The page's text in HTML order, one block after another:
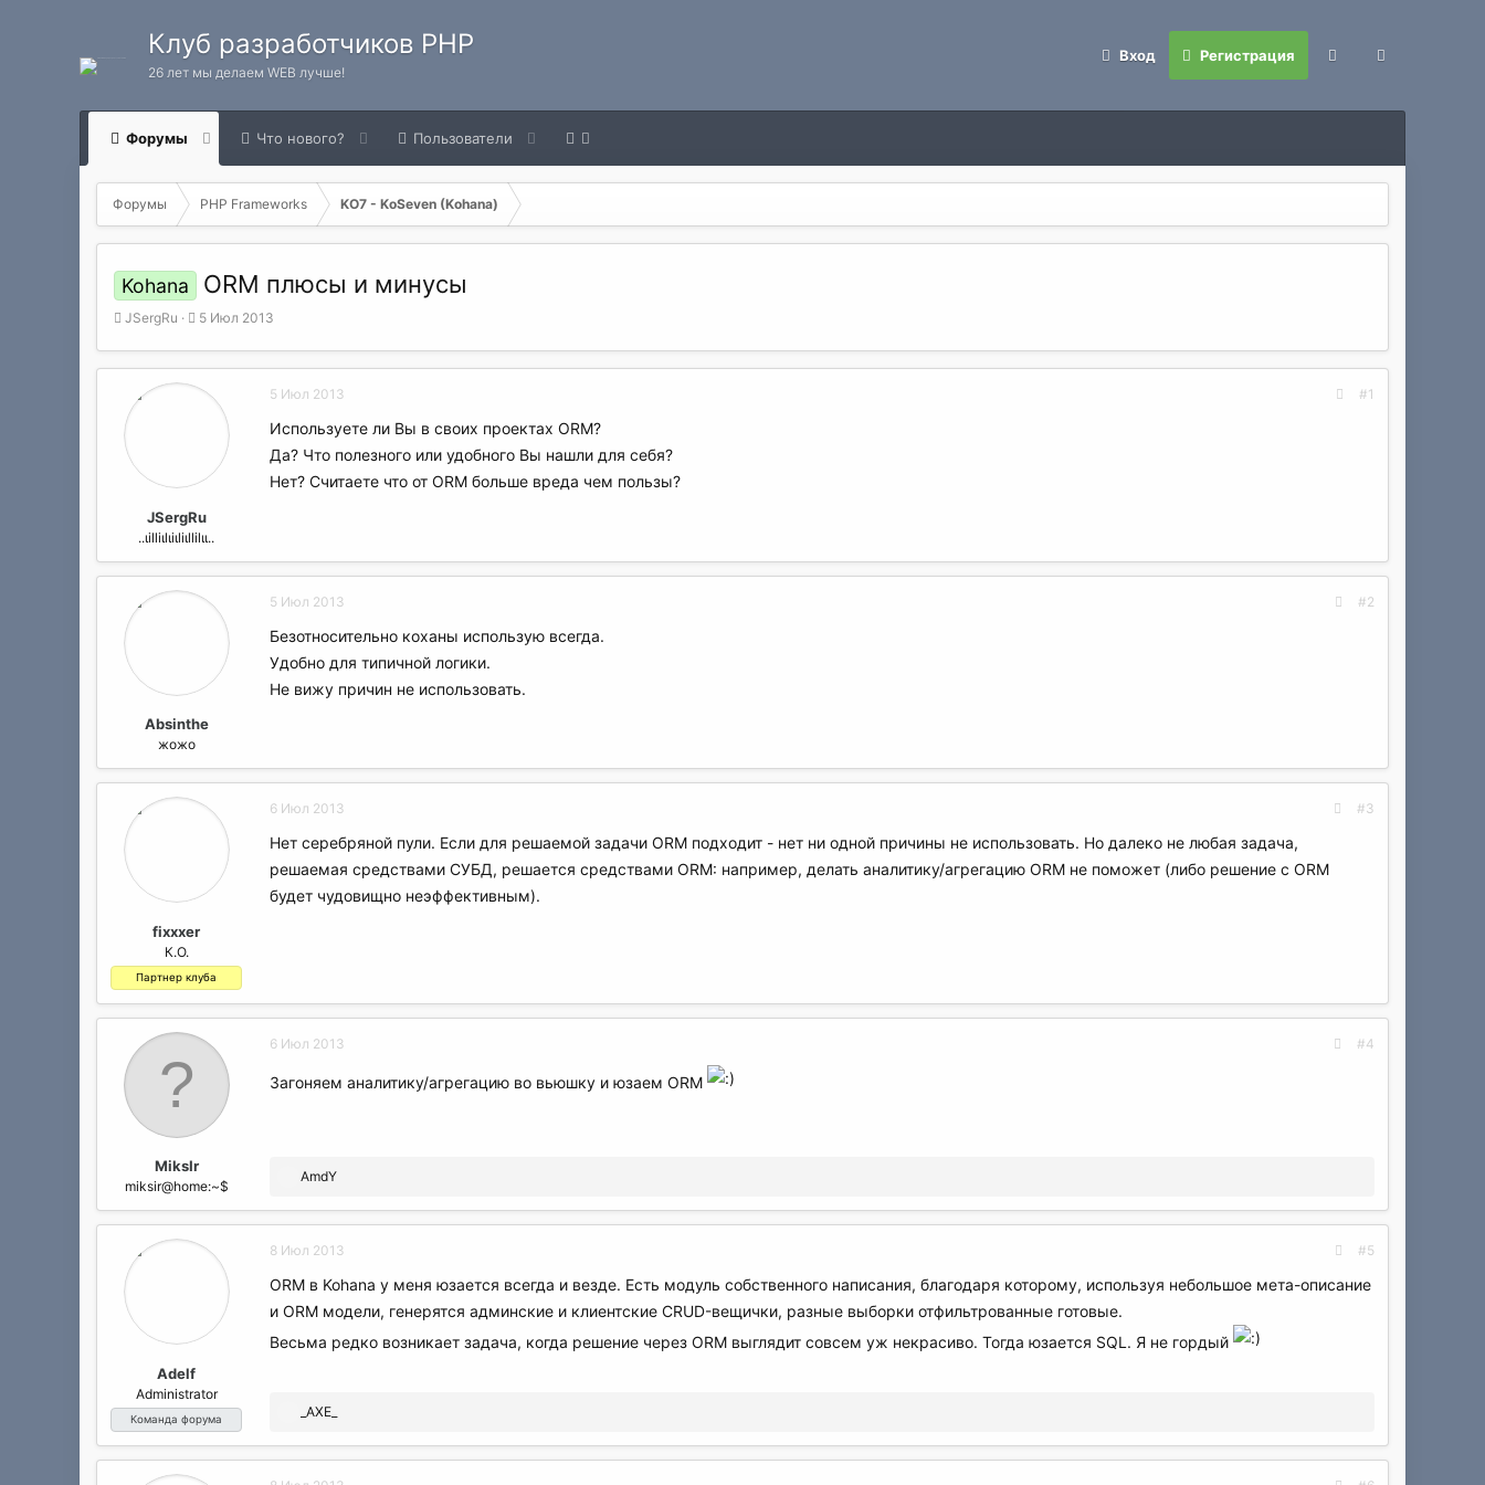
Клуб разработчиков PHP
26 лет мы делаем WEB лучше!
Вход Регистрация
Форумы Что нового? Пользователи
Форумы PHP Frameworks KO7 - KoSeven (Kohana)
Kohana ORM плюсы и минусы
А
т
т
м
JSergRu
Д
т
н
л
5 Июл 2013
JSergRu
..ιilliιlιiιliιllilιι..
5 Июл 2013 #1
Используете ли Вы в своих проектах ORM?
Да? Что полезного или удобного Вы нашли для себя?
Нет? Считаете что от ORM больше вреда чем пользы?
Absinthe
жожо
5 Июл 2013 #2
Безотносительно коханы использую всегда.
Удобно для типичной логики.
Не вижу причин не использовать.
fixxxer
К.О.
Партнер клуба
6 Июл 2013 #3
Нет серебряной пули. Если для решаемой задачи ORM подходит - нет ни одной причины не использовать. Но далеко не любая задача,
решаемая средствами СУБД, решается средствами ORM: например, делать аналитику/агрегацию ORM не поможет (либо решение с ORM
будет чудовищно неэффективным).
MiksIr
miksir@home:~$
6 Июл 2013 #4
Загоняем аналитику/агрегацию во вьюшку и юзаем ORM
Р
а
ц
и
и
:
AmdY
Adelf
Administrator
Команда форума
8 Июл 2013 #5
ORM в Kohana у меня юзается всегда и везде. Есть модуль собственного написания, благодаря которому, используя небольшое мета-описание
и ORM модели, генерятся админские и клиентские CRUD-вещички, разные выборки отфильтрованные готовые.
Весьма редко возникает задача, когда решение через ORM выглядит совсем уж некрасиво. Тогда юзается SQL. Я не гордый
Р
а
_AXE_